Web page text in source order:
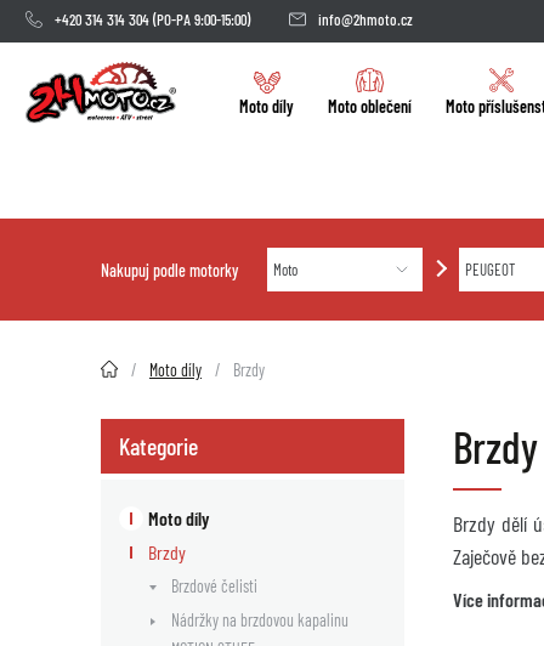
+420 314 314 304(PO-PA 9:00-15:00) info@2hmoto.cz
Moto díly Moto oblečení Moto
Nakupuj podle motorky
2HMOTO.cz Moto díly Brzdy
Kategorie
Moto díly
Brzdy
Brzdové čelisti
Nádržky na brzdovou kapalinu
Brzdy dělí
Zaječově
Více